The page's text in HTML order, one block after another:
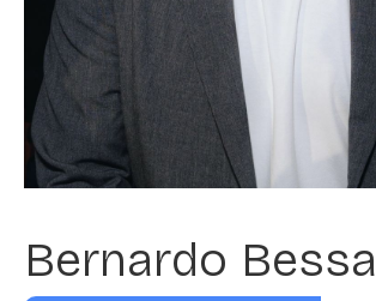
Bernardo Bessa